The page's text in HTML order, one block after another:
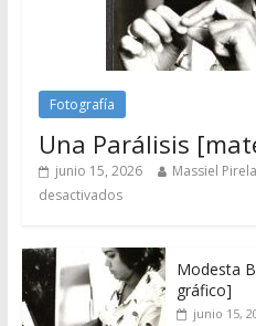
Fotografía
Una Parálisis
junio 15, 2026 Massiel Pirela
desactivados
Modesta
gráfico]
junio 15,